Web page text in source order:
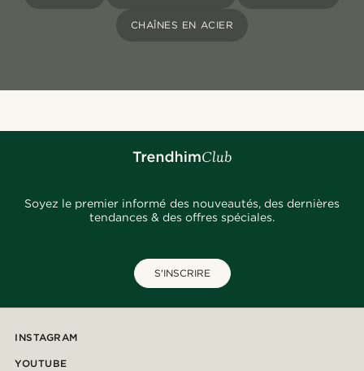
CHAÎNES EN ACIER
Soyez le premier informé des nouveautés, des dernières
tendances & des offres spéciales.
S'INSCRIRE
INSTAGRAM
YOUTUBE